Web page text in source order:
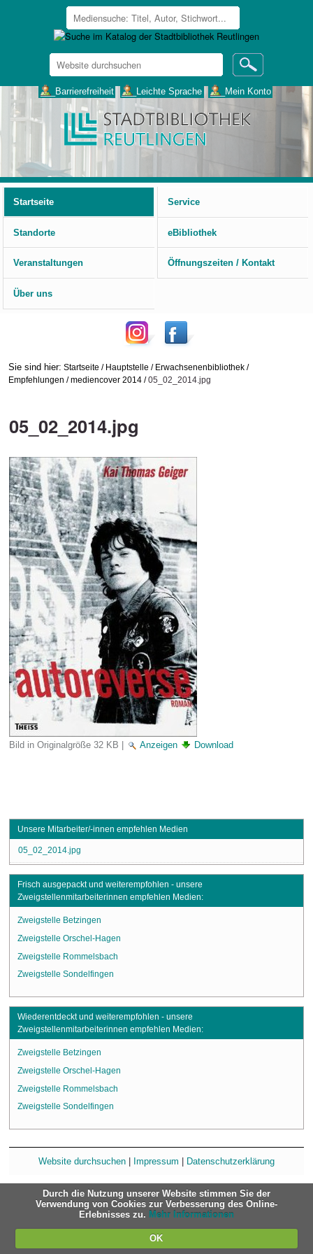
Website
durchsuchen
___Barrierefreiheit ___Leichte Sprache ___Mein Konto
Startseite
Service
Standorte eBibliothek
Veranstaltungen Öffnungszeiten / Kontakt
Über uns
Sie sind hier: Startseite / Hauptstelle / Erwachsenenbibliothek /
Empfehlungen /mediencover 2014 /05_02_2014.jpg
05_02_2014.jpg
Bild in Originalgröße 32 KB | Anzeigen Download
Unsere Mitarbeiter/-innen empfehlen Medien
05_02_2014.jpg
Frisch ausgepackt und weiterempfohlen - unsere
Zweigstellenmitarbeiterinnen empfehlen Medien:
Zweigstelle Betzingen
Zweigstelle Orschel-Hagen
Zweigstelle Rommelsbach
Zweigstelle Sondelfingen
Wiederentdeckt und weiterempfohlen - unsere
Zweigstellenmitarbeiterinnen empfehlen Medien:
Zweigstelle Betzingen
Zweigstelle Orschel-Hagen
Zweigstelle Rommelsbach
Zweigstelle Sondelfingen
Website durchsuchen Impressum Datenschutzerklärung
Durch die Nutzung unserer Website stimmen Sie der
Verwendung von Cookies zur Verbesserung des Online-
Erlebnisses zu. Mehr Informationen
OK